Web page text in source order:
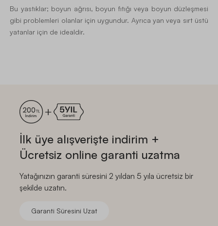
Bu yastıklar; boyun ağrısı, boyun fıtığı veya boyun düzleşmesi
gibi problemleri olanlar için uygundur. Ayrıca yan veya sırt üstü
yatanlar için de idealdir.
İlk üye alışverişte indirim +
Ücretsiz online garanti uzatma
Yatağınızın garanti süresini 2 yıldan 5 yıla ücretsiz bir
şekilde uzatın.
Garanti Süresini Uzat